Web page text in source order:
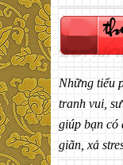
Những tiểu
tranh vui,
giúp bạn có
giãn, xả